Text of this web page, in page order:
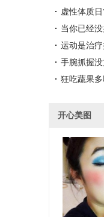
虚性体质
当你已经
运动是治疗
手腕抓握
狂吃蔬果
开心美图